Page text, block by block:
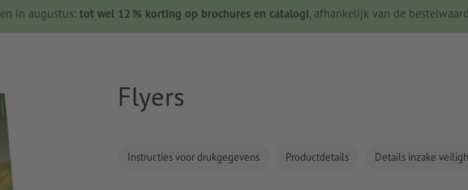
in augustus: tot wel 12 % korting op brochures en catalogi, afhankelijk van de
Flyers
Instructies voor drukgegevens Productdetails Details inzake